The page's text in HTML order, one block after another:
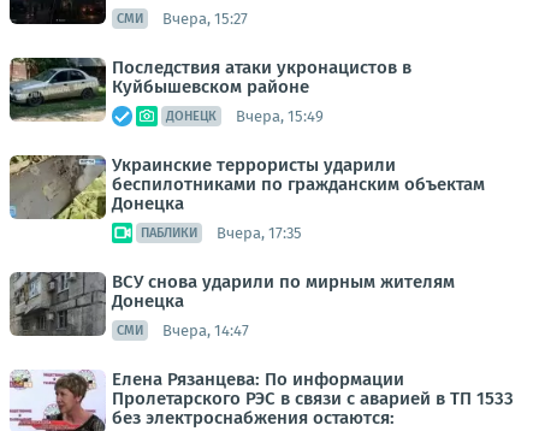
СМИ Вчера, 15:27
Последствия атаки укронацистов в
Куйбышевском районе
ДОНЕЦК Вчера, 15:49
Украинские террористы ударили
беспилотниками по гражданским объектам
Донецка
ПАБЛИКИ Вчера, 17:35
ВСУ снова ударили по мирным жителям
Донецка
СМИ Вчера, 14:47
Елена Рязанцева: По информации
Пролетарского РЭС в связи с аварией в ТП 1533
без электроснабжения остаются: